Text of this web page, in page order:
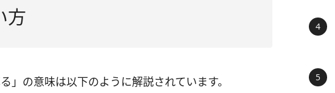
方
」の意味は以下のように解説されています。